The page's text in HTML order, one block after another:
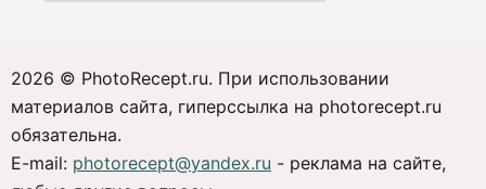
2026 © PhotoRecept.ru. При использовании
материалов сайта, гиперссылка на photorecept.ru
обязательна.
E-mail: photorecept@yandex.ru - реклама на сайте,